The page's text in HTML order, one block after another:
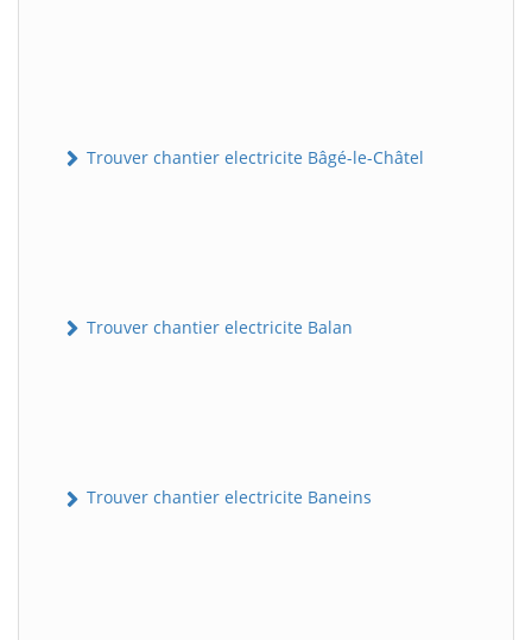
Trouver chantier electricite Bâgé-le-Châtel
Trouver chantier electricite Balan
Trouver chantier electricite Baneins